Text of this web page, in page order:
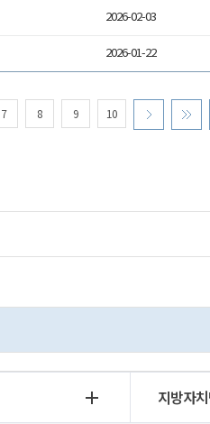
2026-02-03
2026-01-22
7 8 9 10
지방자